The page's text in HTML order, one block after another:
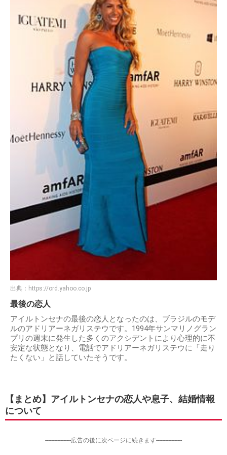
出典： https://ord.yahoo.co.jp
最後の恋人
アイルトンセナの最後の恋人となったのは、ブラジルのモデ
ルのアドリアーネガリステウです。1994年サンマリノグラン
プリの週末に発生した多くのアクシデントにより心理的に不
安定な状態となり、電話でアドリアーネガリステウに「走り
たくない」と話していたそうです。
【まとめ】アイルトンセナの恋人や息子、結婚情報
について
-----------------広告の後に次ページに続きます-----------------